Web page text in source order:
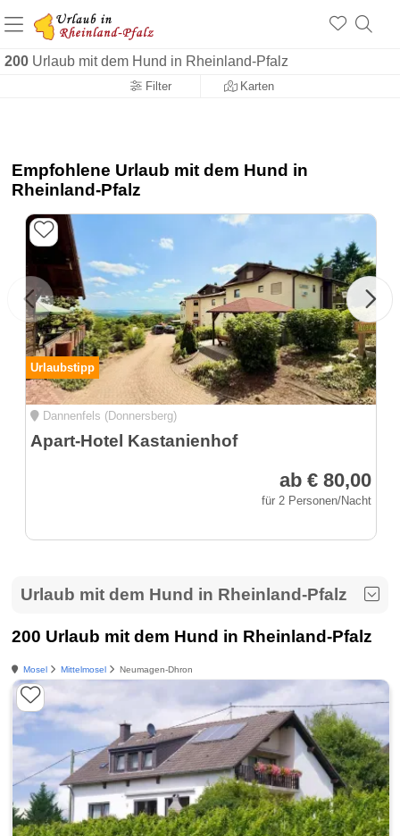
200 Urlaub mit dem Hund in Rheinland-Pfalz
Filter Karten
+1.500 Unterkünfte in Rheinland-Pfalz
+1.000 Sehenswürdigkeiten
Über 25 Jahre online
Empfohlene Urlaub mit dem Hund in
Rheinland-Pfalz
Urlaubstipp
Dannenfels (Donnersberg)
Apart-Hotel Kastanienhof
ab € 80,00
für 2 Personen/Nacht
Urlaub mit dem Hund in Rheinland-Pfalz
200 Urlaub mit dem Hund in Rheinland-Pfalz
Mosel Mittelmosel Neumagen-Dhron